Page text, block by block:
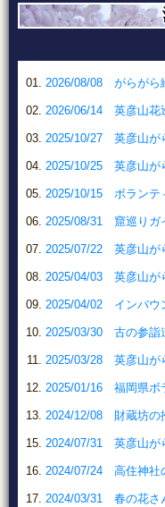
2026/08/08 がらがら
2026/06/14 英彦山花
2025/10/27 英彦山が
2025/10/25 英彦山が
2025/10/15 ボランテ
2025/08/31 窟巡りガ
2025/07/22 英彦山が
2025/04/03 英彦山が
2025/04/02 インバウ
2025/03/30 古の参詣
2025/03/28 英彦山が
2025/01/16 福岡県ボ
2024/12/08 財蔵坊の
2024/07/31 英彦山が
2024/07/24 高住神社
2024/03/31 春の花さ